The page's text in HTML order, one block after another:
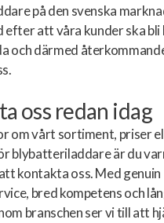
på den svenska
att våra kunder ska bli
och därmed
oss redan idag
om vårt sortiment, priser
blybatteriladdare är du
kontakta oss. Med genuin
bred kompetens och
branschen ser vi till att